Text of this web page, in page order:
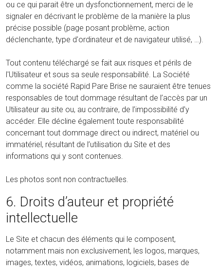
ou ce qui parait être un dysfonctionnement, merci de le
signaler en décrivant le problème de la manière la plus
précise possible (page posant problème, action
déclenchante, type d'ordinateur et de navigateur utilisé, …).
Tout contenu téléchargé se fait aux risques et périls de
l'Utilisateur et sous sa seule responsabilité. La Société
comme la société Rapid Pare Brise ne sauraient être tenues
responsables de tout dommage résultant de l’accès par un
Utilisateur au site ou, au contraire, de l’impossibilité d’y
accéder. Elle décline également toute responsabilité
concernant tout dommage direct ou indirect, matériel ou
immatériel, résultant de l’utilisation du Site et des
informations qui y sont contenues.
Les photos sont non contractuelles.
6. Droits d’auteur et propriété
intellectuelle
Le Site et chacun des éléments qui le composent,
notamment mais non exclusivement, les logos, marques,
images, textes, vidéos, animations, logiciels, bases de